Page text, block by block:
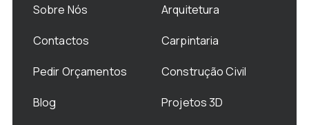
Sobre Nós
Contactos
Pedir Orçamentos
Blog
Arquitetura
Carpintaria
Construção Civil
Projetos 3D